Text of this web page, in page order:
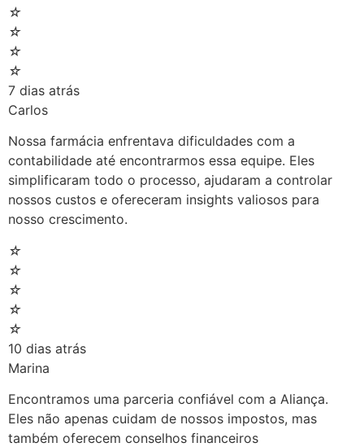
☆
☆
☆
☆
7 dias atrás
Carlos
Nossa farmácia enfrentava dificuldades com a
contabilidade até encontrarmos essa equipe. Eles
simplificaram todo o processo, ajudaram a controlar
nossos custos e ofereceram insights valiosos para
nosso crescimento.
☆
☆
☆
☆
☆
10 dias atrás
Marina
Encontramos uma parceria confiável com a Aliança.
Eles não apenas cuidam de nossos impostos, mas
também oferecem conselhos financeiros